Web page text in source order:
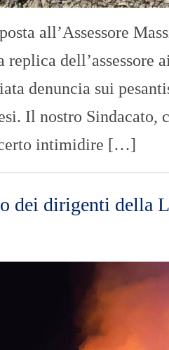
all’Assessore
dell’assessore
denuncia sui
Il nostro Sindacato,
certo intimidire […]
dei dirigenti della